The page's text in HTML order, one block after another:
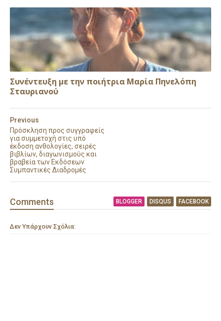
Συνέντευξη με την ποιήτρια Μαρία Πηνελόπη
Σταυριανού
Previous
Πρόσκληση προς συγγραφείς
για συμμετοχή στις υπό
έκδοση ανθολογίες, σειρές
βιβλίων, διαγωνισμούς και
βραβεία των Εκδόσεων
Συμπαντικές Διαδρομές
Comments BLOGGER DISQUS FACEBOOK
Δεν Υπάρχουν Σχόλια: